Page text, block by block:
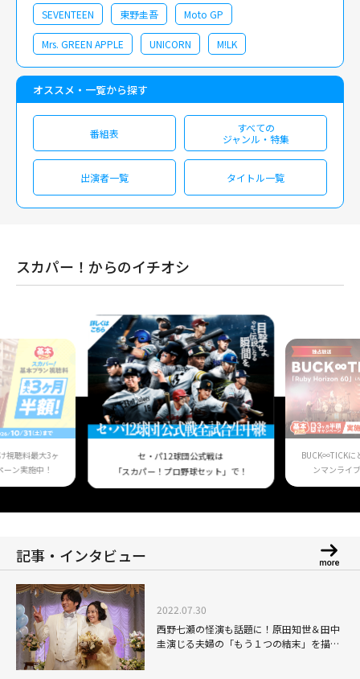
SEVENTEEN 東野圭吾 Moto GP
Mrs. GREEN APPLE UNICORN M!LK
オススメ・一覧から探す
番組表
すべての
ジャンル・特集
出演者一覧 タイトル一覧
スカパー！からのイチオシ
視聴料最大3ヶ
ン実施中！
セ・パ12球団公式戦は
「スカパー！プロ野球セット」で！
BUCK∞TICKに
ンマンライ
記事・インタビュー
2022.07.30
西野七瀬の怪演も話題に！原田知世＆田中
圭演じる夫婦の「もう１つの結末」を描い